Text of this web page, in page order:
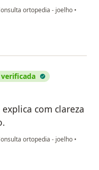
ortopedia - joelho •
com clareza
ortopedia - joelho •